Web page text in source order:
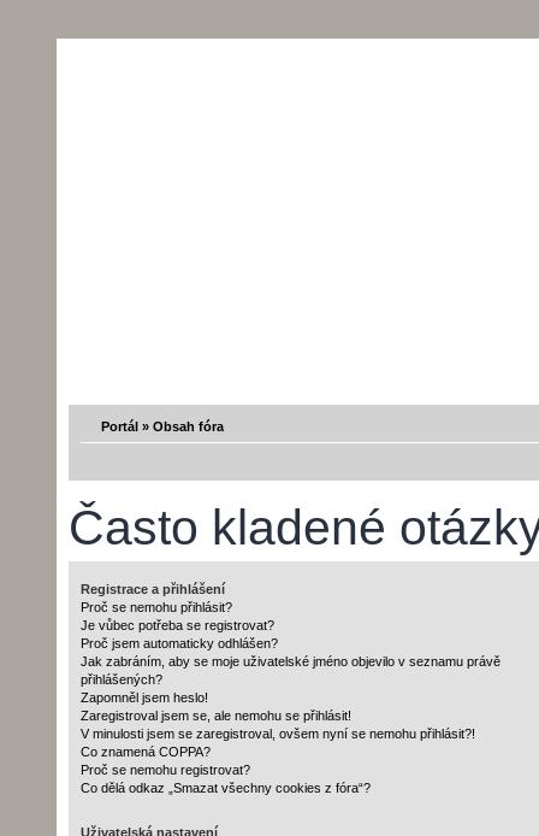
Portál» Obsah fóra
Často kladené
Registrace a přihlášení
Proč se nemohu přihlásit?
Je vůbec potřeba se registrovat?
Proč jsem automaticky odhlášen?
Jak zabráním, aby se moje uživatelské jméno objevilo v seznamu právě
přihlášených?
Zapomněl jsem heslo!
Zaregistroval jsem se, ale nemohu se přihlásit!
V minulosti jsem se zaregistroval, ovšem nyní se nemohu přihlásit?!
Co znamená COPPA?
Proč se nemohu registrovat?
Co dělá odkaz „Smazat všechny cookies z fóra“?
Uživatelská nastavení